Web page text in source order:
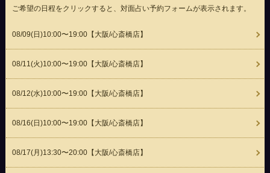
ご希望の日程をクリックすると、対面占い予約フォームが表示されます。
08/09(日 )10:00〜19:00【大阪/心斎橋店】
08/11(火)10:00〜19:00【大阪/心斎橋店】
08/12(水)10:00〜19:00【大阪/心斎橋店】
08/16(日 )10:00〜19:00【大阪/心斎橋店】
08/17(月 )13:30〜20:00【大阪/心斎橋店】